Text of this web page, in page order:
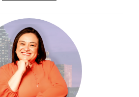
sólida de profesionales
Tendencias del Mercado: